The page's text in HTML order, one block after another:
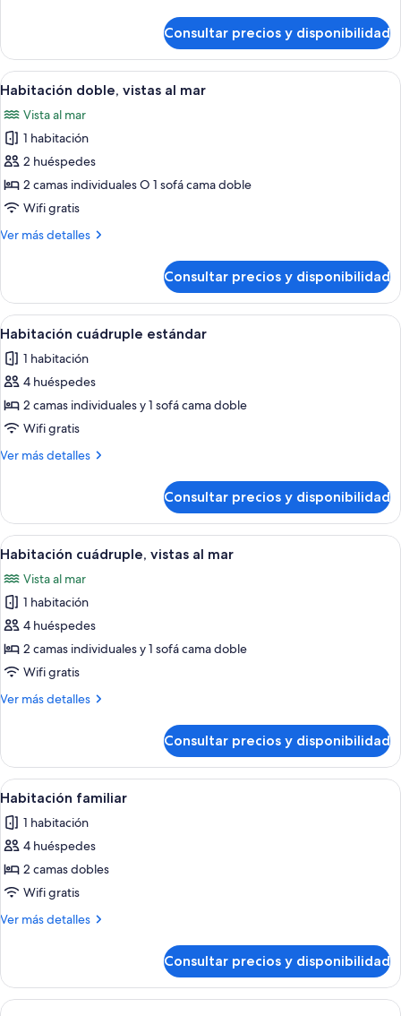
camas
individuales
estándar
doble,
2
individuales
Consultar precios y disponibilidad
Abrir
todas
las
fotos
de
Habitación
doble,
al
Habitación de hotel con cama doble,
2
Habitación doble, vistas al mar
Vista al mar
1 habitación
2 huéspedes
2 camas individuales O 1 sofá cama doble
Wifi gratis
Ver más detalles
Más
doble,
vistas
al
Consultar precios y disponibilidad
Abrir
todas
las
fotos
de
Habitación
cuádruple
Habitación de hotel con dos camas,
3
Habitación cuádruple estándar
1 habitación
4 huéspedes
2 camas individuales y 1 sofá cama doble
Wifi gratis
Ver más detalles
Más
cuádruple
estándar
Consultar precios y disponibilidad
Abrir
todas
las
fotos
de
Habitación
cuádruple,
al
Habitación de hotel con dos camas,
2
Habitación cuádruple, vistas al mar
Vista al mar
1 habitación
4 huéspedes
2 camas individuales y 1 sofá cama doble
Wifi gratis
Ver más detalles
Más
cuádruple,
vistas
al
Consultar precios y disponibilidad
Abrir
todas
las
fotos
de
Habitación
familiar
Habitación de hotel con dos camas,
4
Habitación familiar
1 habitación
4 huéspedes
2 camas dobles
Wifi gratis
Ver más detalles
Más
familiar
Consultar precios y disponibilidad